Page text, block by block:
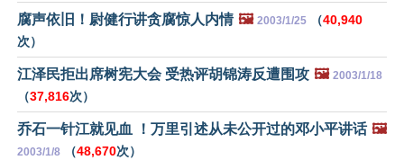
腐声依旧！尉健行讲贪腐惊人内情 🖼️ 2003/1/25 （40,940
次）
江泽民拒出席树宪大会 受热评胡锦涛反遭围攻 🖼️ 2003/1/18
（37,816次）
乔石一针江就见血 ！万里引述从未公开过的邓小平讲话 🖼️
2003/1/8 （48,670次）